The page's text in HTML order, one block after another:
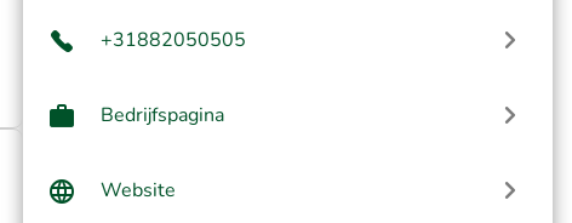
+31882050505
Bedrijfspagina
Website